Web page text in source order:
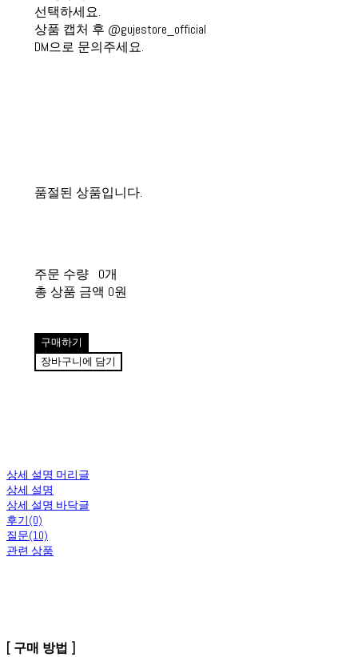
선택하세요.
상품 캡처 후 @gujestore_official
DM으로 문의주세요.
품절된 상품입니다.
주문 수량
0개
총 상품 금액 0원
구매하기
장바구니에 담기
상세 설명 머리글
상세 설명
상세 설명 바닥글
후기(0)
질문(10)
관련 상품
[ 구매 방법 ]